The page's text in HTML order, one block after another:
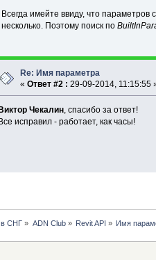
Всегда имейте ввиду, что
несколько. Поэтому поиск по
Re: Имя параметра
« Ответ #2 : 29-09-2014, 11:15:55
Виктор Чекалин, спасибо за ответ!
Все исправил - работает, как часы!
в СНГ » ADN Club» Revit API » Имя